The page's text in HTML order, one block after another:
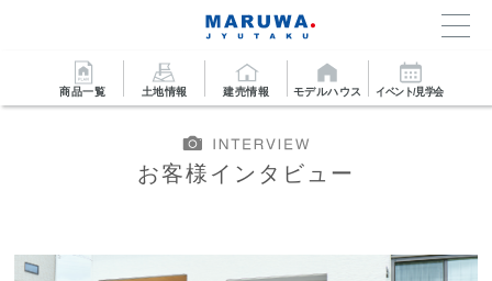
商品一覧 土地情報 建売情報 モデルハウス イベント/見学会
お客様インタビュー